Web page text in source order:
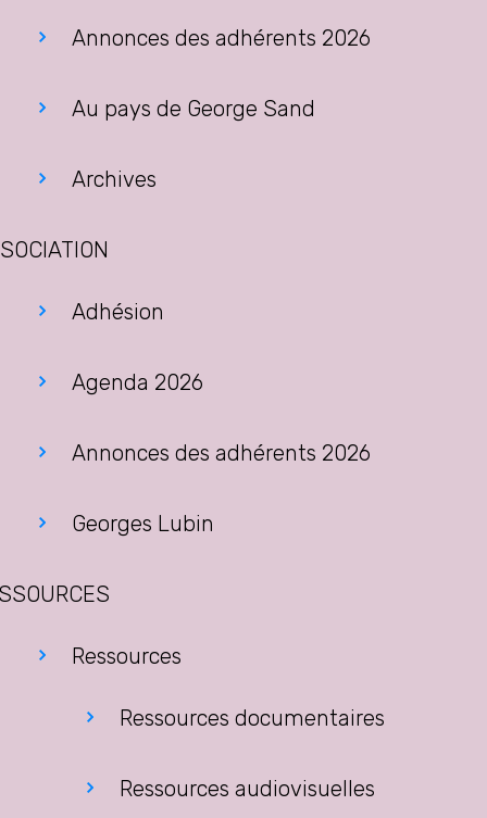
Annonces des adhérents 2026
Au pays de George Sand
Archives
Adhésion
Agenda 2026
Annonces des adhérents 2026
Georges Lubin
Ressources
Ressources documentaires
Ressources audiovisuelles